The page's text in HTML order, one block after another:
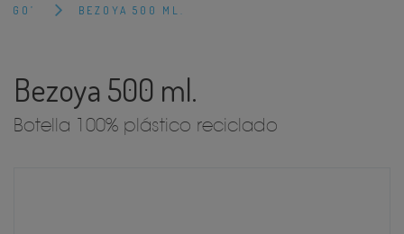
GO’
BEZOYA 500 ML.
Bezoya 500 ml.
Botella 100% plástico reciclado